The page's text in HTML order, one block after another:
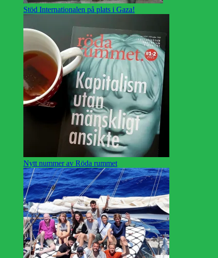
Stöd Internationalen på plats i Gaza!
Nytt nummer av Röda rummet